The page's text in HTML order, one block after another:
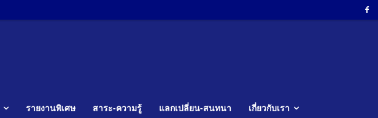
รายงานพิเศษ สาระ-ความรู้ แลกเปลี่ยน-สนทนา เกี่ยวกับเรา